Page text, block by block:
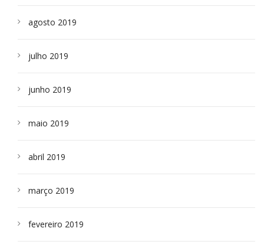
agosto 2019
julho 2019
junho 2019
maio 2019
abril 2019
março 2019
fevereiro 2019